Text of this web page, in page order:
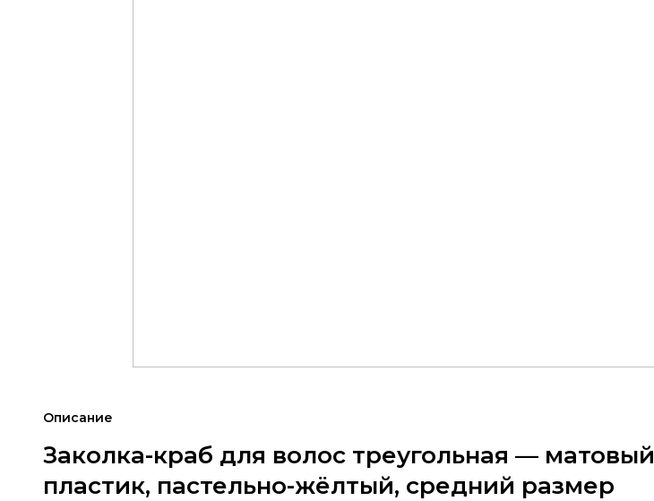
Описание
Заколка-краб для волос треугольная — матовый
пластик, пастельно-жёлтый, средний размер